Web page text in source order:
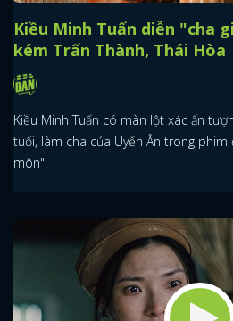
Kiều Minh Tuấn diễn "cha
kém Trấn Thành, Thái Hòa
Kiều Minh Tuấn có màn lột xác ấn
tuổi, làm cha của Uyển Ân trong phim
môn".